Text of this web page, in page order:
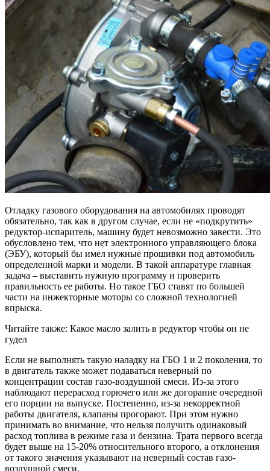
Отладку газового оборудования на автомобилях проводят
обязательно, так как в другом случае, если не «подкрутить»
редуктор-испаритель, машину будет невозможно завести. Это
обусловлено тем, что нет электронного управляющего блока
(ЭБУ), который бы имел нужные прошивки под автомобиль
определенной марки и модели. В такой аппаратуре главная
задача – выставить нужную программу и проверить
правильность ее работы. Но такое ГБО ставят по большей
части на инжекторные моторы со сложной технологией
впрыска.
Читайте также: Какое масло залить в редуктор чтобы он не
гудел
Если не выполнять такую наладку на ГБО 1 и 2 поколения, то
в двигатель также может подаваться неверный по
концентрации состав газо-воздушной смеси. Из-за этого
наблюдают перерасход горючего или же догорание очередной
его порции на выпуске. Постепенно, из-за некорректной
работы двигателя, клапаны прогорают. При этом нужно
принимать во внимание, что нельзя получить одинаковый
расход топлива в режиме газа и бензина. Трата первого всегда
будет выше на 15-20% относительного второго, а отклонения
от такого значения указывают на неверный состав газо-
воздушной смеси.